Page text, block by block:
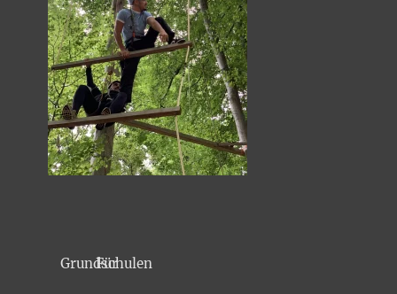
Für Grundschulen